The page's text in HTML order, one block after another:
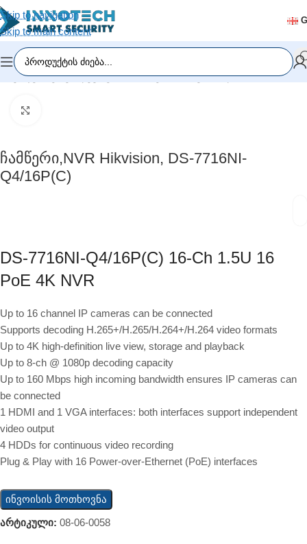
Skip to navigation
Skip to main content
ვიდეომეთვალყურეობა/ჩამწერი მოწყობილობა (DVR/NVR)
Ჩამწერი,NVR Hikvision, DS-7716NI-
Q4/16P(C)
DS-7716NI-Q4/16P(C) 16-Ch 1.5U 16
PoE 4K NVR
Up to 16 channel IP cameras can be connected
Supports decoding H.265+/H.265/H.264+/H.264 video formats
Up to 4K high-definition live view, storage and playback
Up to 8-ch @ 1080p decoding capacity
Up to 160 Mbps high incoming bandwidth ensures IP cameras can
be connected
1 HDMI and 1 VGA interfaces: both interfaces support independent
video output
4 HDDs for continuous video recording
Plug & Play with 16 Power-over-Ethernet (PoE) interfaces
ინვოისის მოთხოვნა
არტიკული: 08-06-0058